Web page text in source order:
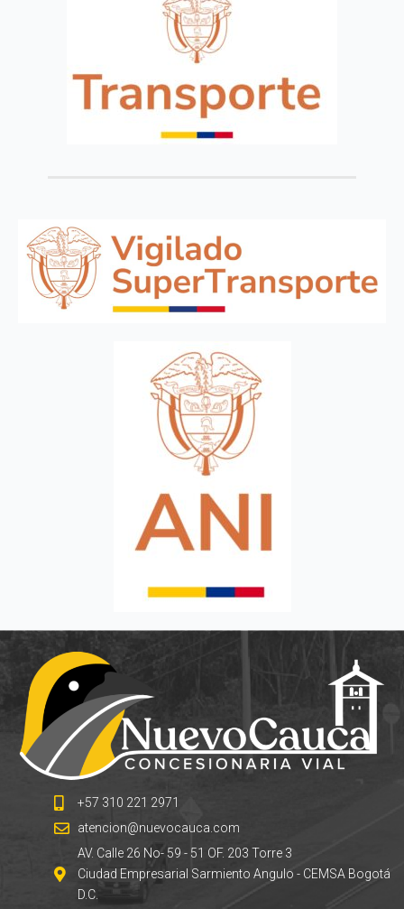
+57 310 221 2971
atencion@nuevocauca.com
AV. Calle 26 No- 59 - 51 OF. 203 Torre 3
Ciudad Empresarial Sarmiento Angulo - CEMSA Bogotá
D.C.